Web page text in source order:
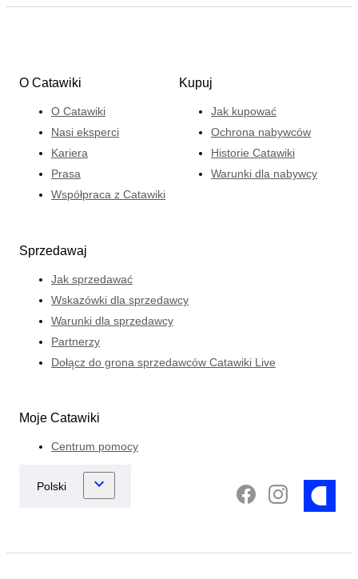
O Catawiki
O Catawiki
Nasi eksperci
Kariera
Prasa
Współpraca z Catawiki
Kupuj
Jak kupować
Ochrona nabywców
Historie Catawiki
Warunki dla nabywcy
Sprzedawaj
Jak sprzedawać
Wskazówki dla sprzedawcy
Warunki dla sprzedawcy
Partnerzy
Dołącz do grona sprzedawców Catawiki Live
Moje Catawiki
Centrum pomocy